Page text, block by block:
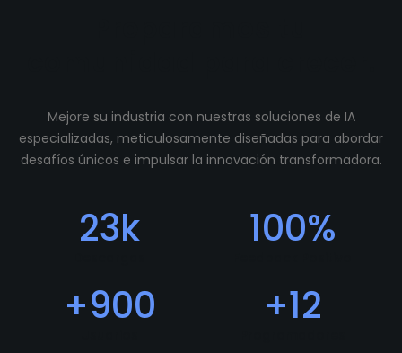
Mejore su industria con nuestras soluciones de IA
especializadas, meticulosamente diseñadas para abordar
desafíos únicos e impulsar la innovación transformadora.
23k 100%
+900 +12